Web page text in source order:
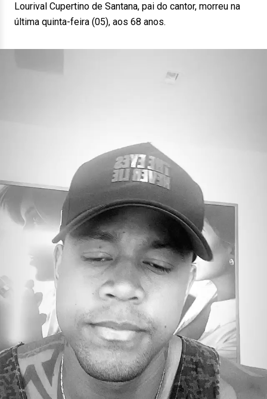
Lourival Cupertino de Santana, pai do cantor, morreu na
última quinta-feira (05), aos 68 anos.